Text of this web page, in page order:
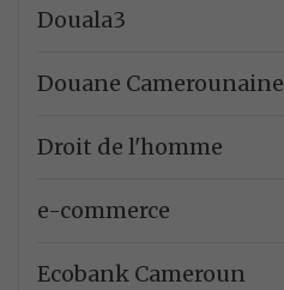
Douala3
Douane Camerounaine
Droit de l'homme
e-commerce
Ecobank Cameroun